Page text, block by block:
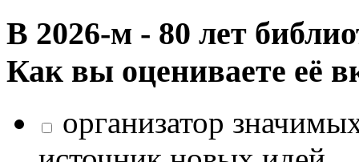
В 2026‑м - 80 лет
Как вы оцениваете её
организатор